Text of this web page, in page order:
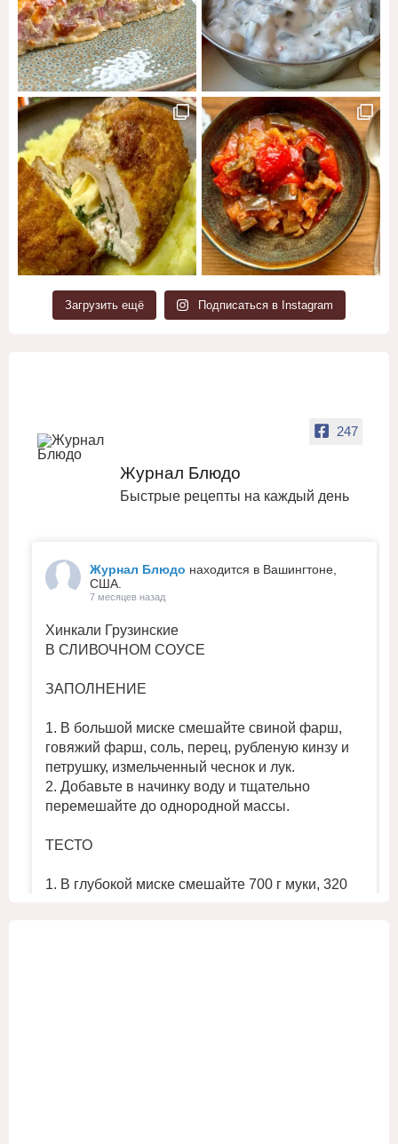
Загрузить ещё Подписаться в Instagram
247
Журнал Блюдо
Быстрые рецепты на каждый день
Журнал Блюдо находится в Вашингтоне,
США.
7 месяцев назад
Хинкали Грузинские
В СЛИВОЧНОМ СОУСЕ
ЗАПОЛНЕНИЕ
1. В большой миске смешайте свиной фарш,
говяжий фарш, соль, перец, рубленую кинзу и
петрушку, измельченный чеснок и лук.
2. Добавьте в начинку воду и тщательно
перемешайте до однородной массы.
ТЕСТО
1. В глубокой миске смешайте 700 г муки, 320